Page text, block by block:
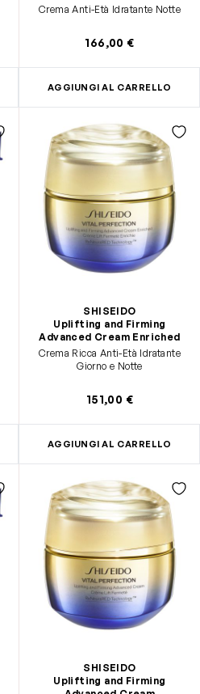
Crema Anti-Età Idratante Notte
166,00 €
AGGIUNGI AL CARRELLO
SHISEIDO
Uplifting and Firming
Advanced Cream Enriched
Crema Ricca Anti-Età Idratante
Giorno e Notte
151,00 €
AGGIUNGI AL CARRELLO
SHISEIDO
Uplifting and Firming